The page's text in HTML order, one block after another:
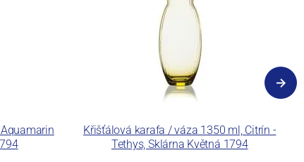
Křišťálová karafa / váza 1350 ml, Citrín -
Tethys, Sklárna Květná 1794